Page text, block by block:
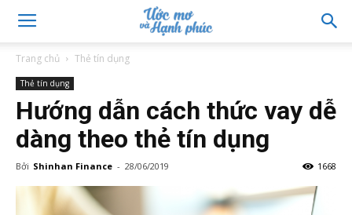
Trang chủ Thẻ tín dụng
Thẻ tín dụng
Hướng dẫn cách thức vay dễ
dàng theo thẻ tín dụng
Bởi Shinhan Finance - 28/06/2019 1668